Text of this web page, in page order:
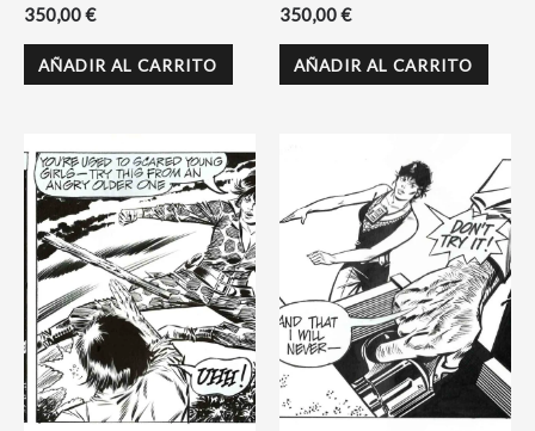
350,00€
AÑADIR AL CARRITO
350,00€
AÑADIR AL CARRITO